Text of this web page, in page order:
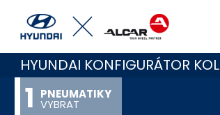
HYUNDAI KONFIGURÁTOR KOL
PNEUMATIKY
VYBRAT